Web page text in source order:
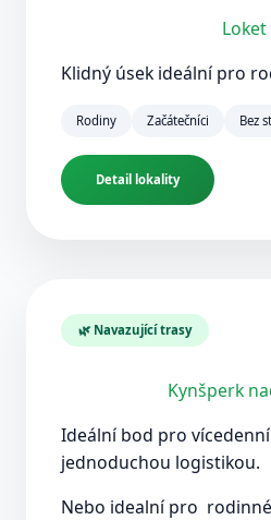
Loket
Klidný úsek ideální pro
Rodiny Začátečníci Bez
Detail lokality
🌿 Navazující trasy
Kynšperk
Ideální bod pro
jednoduchou logistikou.
Nebo idealní pro